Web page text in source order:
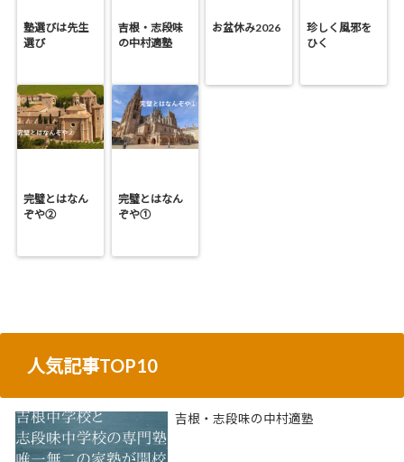
塾選びは先生
選び
吉根・志段味
の中村適塾
お盆休み2026
珍しく風邪を
ひく
完璧とはなん
ぞや②
完璧とはなん
ぞや①
人気記事TOP10
吉根・志段味の中村適塾